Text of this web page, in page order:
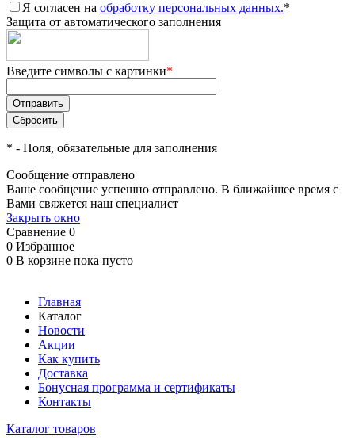
Я согласен на обработку персональных данных.*
Защита от автоматического заполнения
Введите символы с картинки*
* - Поля, обязательные для заполнения
Сообщение отправлено
Ваше сообщение успешно отправлено. В ближайшее время с
Вами свяжется наш специалист
Закрыть окно
Сравнение 0
0 Избранное
0 В корзине пока пусто
Главная
Каталог
Новости
Акции
Как купить
Доставка
Бонусная программа и сертификаты
Контакты
Каталог товаров